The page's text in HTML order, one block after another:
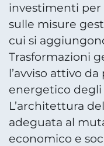
investimenti per
sulle misure
cui si
Trasformazioni
l’avviso attivo
energetico
L’architettura
adeguata al
economico e